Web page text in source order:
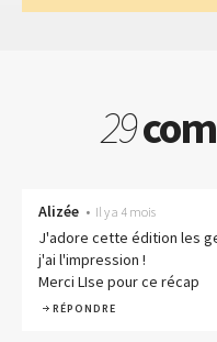
29
Alizée • Il y a 4 mois
J'adore cette édition les
j'ai l'impression !
Merci LIse pour ce récap
RÉPONDRE